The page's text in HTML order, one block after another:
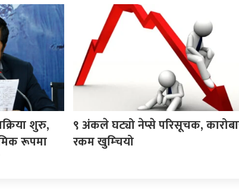
शुरु,
रूपमा
९ अंकले घट्यो नेप्से परिसूचक,
रकम खुम्चियो